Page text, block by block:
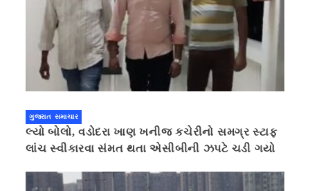
ગુજરાત સમાચાર
લ્યો બોલો, વડોદરા ખાણ ખનીજ કચેરીનો સમગ્ર સ્ટાફ
લાંચ સ્વીકારવા સંમત થતા એસીબીની ઝપટે ચડી ગયો